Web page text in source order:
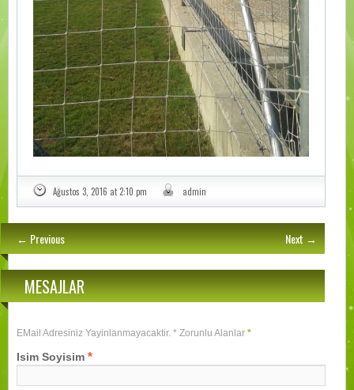
Ağustos 3, 2016 at 2:10 pm admin
← Previous Next →
MESAJLAR
EMail Adresiniz Yayinlanmayacaktir. * Zorunlu Alanlar *
Isim Soyisim *